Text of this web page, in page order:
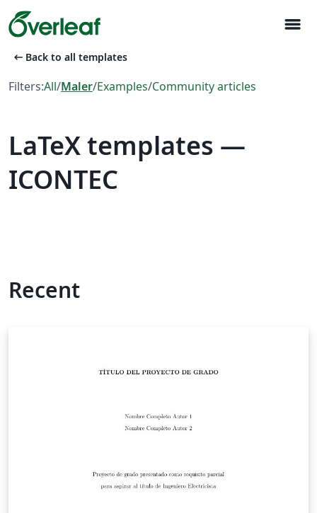
menu
arrow_left_alt Back to all templates
Filters:All/Maler/Examples/Community articles
LaTeX templates —
ICONTEC
Recent